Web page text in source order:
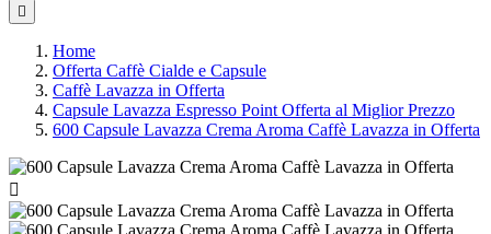

Home
Offerta Caffè Cialde e Capsule
Caffè Lavazza in Offerta
Capsule Lavazza Espresso Point Offerta al Miglior Prezzo
600 Capsule Lavazza Crema Aroma Caffè Lavazza in Offerta
